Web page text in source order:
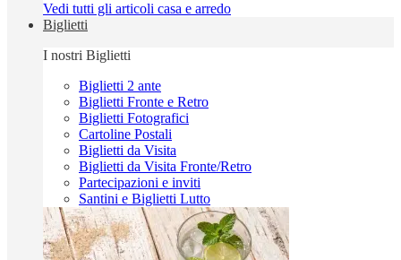
Vedi tutti gli articoli casa e arredo
Biglietti
I nostri Biglietti
Biglietti 2 ante
Biglietti Fronte e Retro
Biglietti Fotografici
Cartoline Postali
Biglietti da Visita
Biglietti da Visita Fronte/Retro
Partecipazioni e inviti
Santini e Biglietti Lutto